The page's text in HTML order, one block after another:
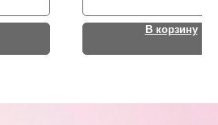
В корзину